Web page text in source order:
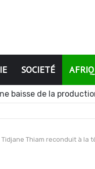
SOCIETÉ
baisse de la
Tidjane Thiam reconduit à la